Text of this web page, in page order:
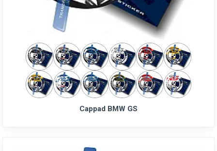
Cappad BMW GS